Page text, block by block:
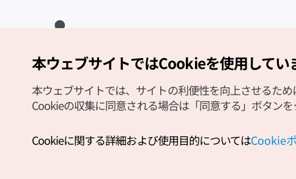
Copyright (c) Korea Tourism Organization All Rights Reserved.
サイトエラー報告
公式メール
本ウェブサイトではCookieを使用してい
本ウェブサイトでは、サイトの利便性を向上させるため
Cookieの収集に同意される場合は「同意する」ボタンを
Cookieに関する詳細および使用目的についてはCookie